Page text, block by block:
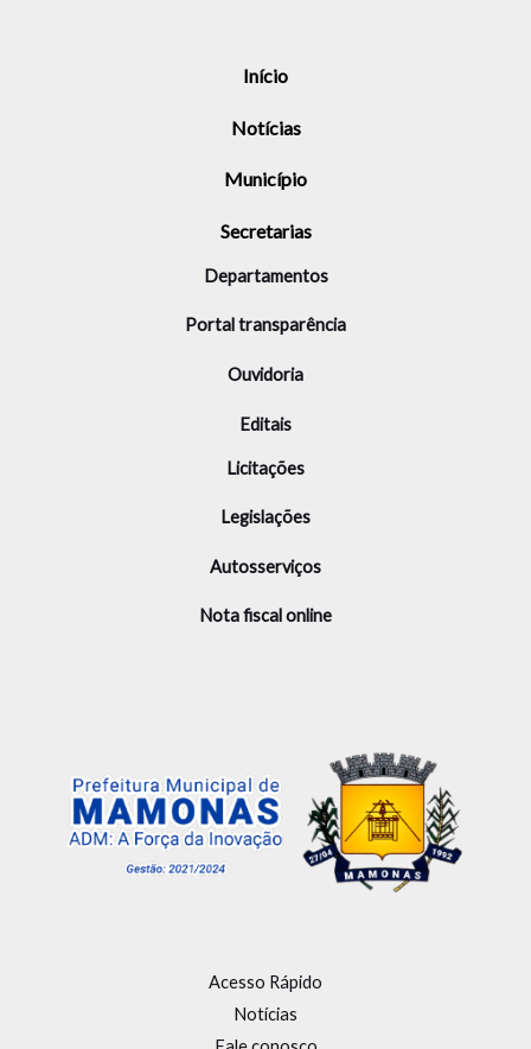
Início
Notícias
Município
Secretarias
Departamentos
Portal transparência
Ouvidoria
Editais
Licitações
Legislações
Autosserviços
Nota fiscal online
Acesso Rápido
Notícias